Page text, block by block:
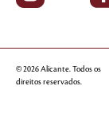
© 2026 Alicante. Todos os
direitos reservados.